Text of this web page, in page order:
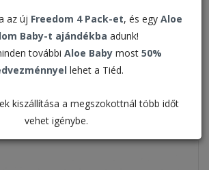
az új Freedom 4 Pack-et, és egy Aloe
Baby-t ajándékba adunk!
további Aloe Baby most 50%
lehet a Tiéd.
kiszállítása a megszokottnál több időt
vehet igénybe.